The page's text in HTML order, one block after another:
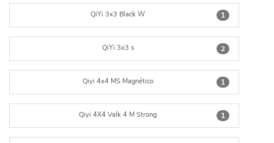
1
QiYi 3x3 Black W
2
QiYi 3x3 s
1
Qiyi 4x4 MS Magnético
1
Qiyi 4X4 Valk 4 M Strong